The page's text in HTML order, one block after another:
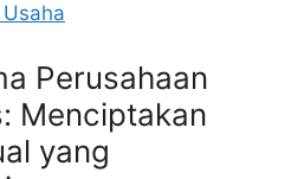
Perusahaan
Menciptakan
yang